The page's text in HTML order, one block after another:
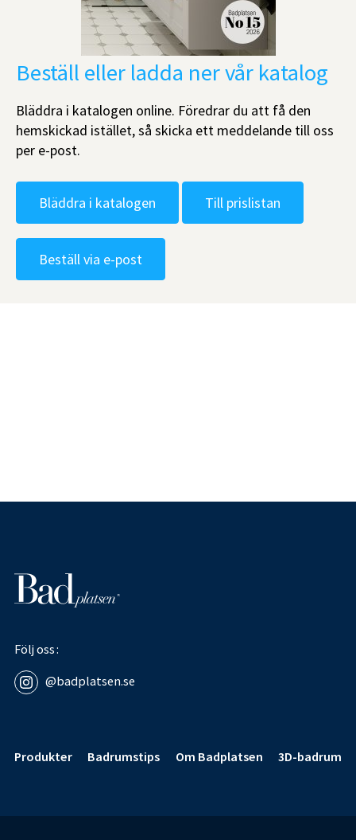
Beställ eller ladda ner vår katalog
Bläddra i katalogen online. Föredrar du att få den
hemskickad istället, så skicka ett meddelande till oss
per e-post.
Bläddra i katalogen Till prislistan
Beställ via e-post
Följ oss
@badplatsen.se
Produkter
Badrumstips Om Badplatsen 3D-badrum